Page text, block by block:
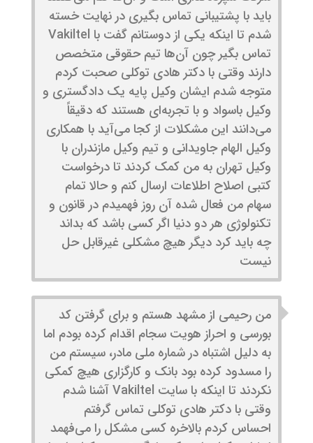
باید با پشتیبانی تماس بگیری در نهایت خسته
شدم تا اینکه یکی از دوستانم گفت با Vakiltel
تماس بگیر چون آن‌ها تیم حقوقی متخصص
دارند وقتی با دکتر هادی توکلی صحبت کردم
متوجه شدم ایشان وکیل پایه یک دادگستری و
وکیل باسواد و با تجربه‌ای هستند که دقیقاً
می‌دانند این مشکلات از کجا می‌آید با همکاری
وکیل الهام جاویدانی و تیم وکیل مازندران با
وکیل تهران به من کمک کردند تا درخواست
کتبی اصلاح اطلاعات ارسال کنم و حالا تمام
سهام من فعال شده آن روز فهمیدم در قانون و
تکنولوژی هر دو دنیا اگر کسی باشد که بداند
چه باید کرد دیگر هیچ مشکلی غیرقابل حل
نیست
من رحیمی از مشهد هستم و برای گرفتن کد
بورسی و احراز هویت سجام اقدام کرده بودم اما
به دلیل اشتباه در شماره ملی مادر، سیستم من
را مسدود کرده بود بانک و کارگزاری هیچ کمکی
نکردند تا اینکه با سایت Vakiltel آشنا شدم
وقتی با دکتر هادی توکلی تماس گرفتم
احساس کردم بالاخره کسی مشکل را می‌فهمد